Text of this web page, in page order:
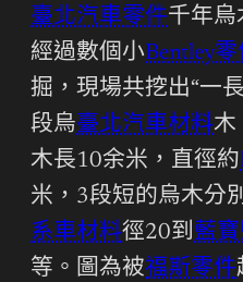
臺北汽車零件千年烏
經過數個小Bentley零
掘，現場共挖出“一
段烏臺北汽車材料木
木長10余米，直徑約
米，3段短的烏木分
系車材料徑20到藍
等。圖為被福斯零件